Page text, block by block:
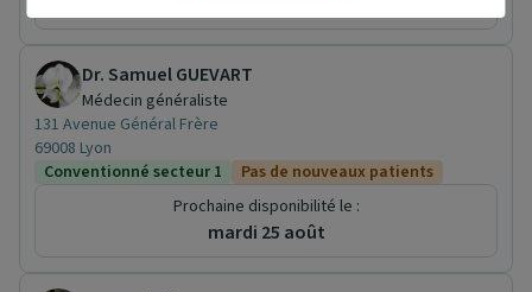
Dr. Samuel GUEVART
Médecin généraliste
131 Avenue Général Frère
69008 Lyon
Conventionné secteur 1
Pas de nouveaux patients
Prochaine disponibilité le :
mardi 25 août